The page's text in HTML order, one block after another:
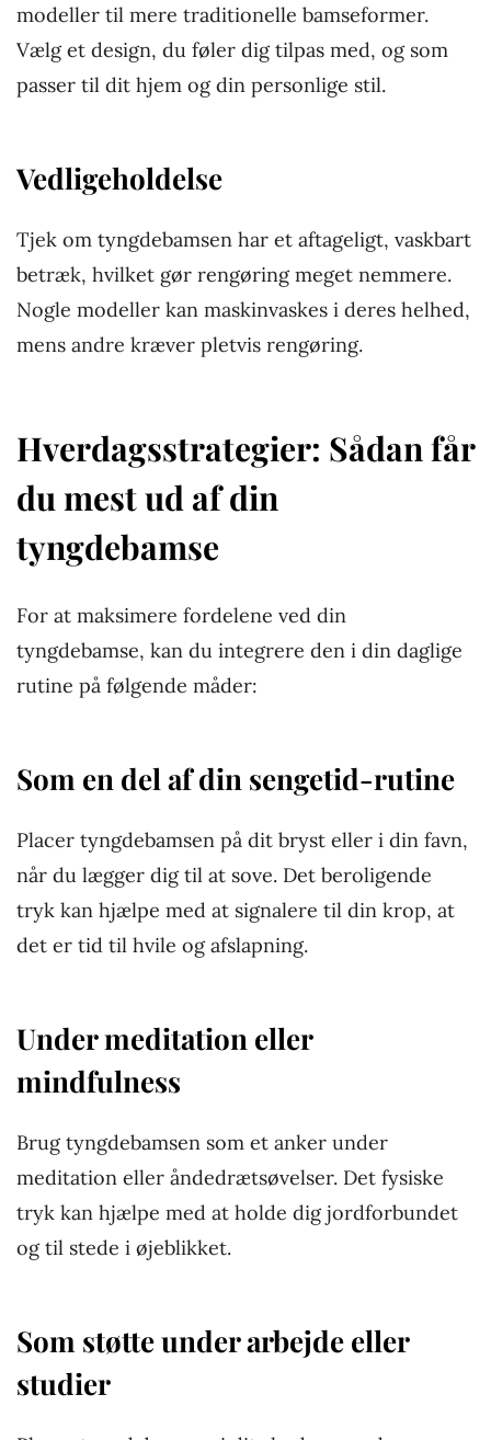
modeller til mere traditionelle bamseformer.
Vælg et design, du føler dig tilpas med, og som
passer til dit hjem og din personlige stil.
Vedligeholdelse
Tjek om tyngdebamsen har et aftageligt, vaskbart
betræk, hvilket gør rengøring meget nemmere.
Nogle modeller kan maskinvaskes i deres helhed,
mens andre kræver pletvis rengøring.
Hverdagsstrategier: Sådan får
du mest ud af din
tyngdebamse
For at maksimere fordelene ved din
tyngdebamse, kan du integrere den i din daglige
rutine på følgende måder:
Som en del af din sengetid-rutine
Placer tyngdebamsen på dit bryst eller i din favn,
når du lægger dig til at sove. Det beroligende
tryk kan hjælpe med at signalere til din krop, at
det er tid til hvile og afslapning.
Under meditation eller
mindfulness
Brug tyngdebamsen som et anker under
meditation eller åndedrætsøvelser. Det fysiske
tryk kan hjælpe med at holde dig jordforbundet
og til stede i øjeblikket.
Som støtte under arbejde eller
studier